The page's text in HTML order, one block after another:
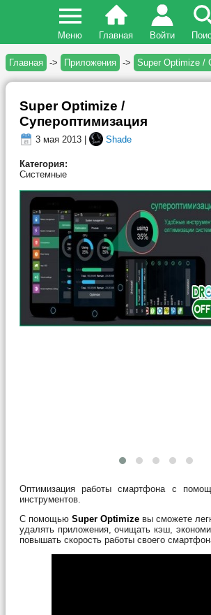
Меню Главная Войти
Главная -> Приложения -> Super Optimize /
Super Optimize /
Cупероптимизация
3 мая 2013 | Shade
Категория:
Системные
Оптимизация работы смартфона с
инструментов.
С помощью Super Optimize вы сможете
удалять приложения, очищать кэш,
повышать скорость работы своего